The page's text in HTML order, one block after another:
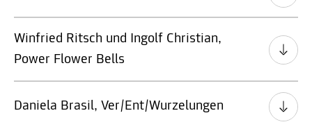
Winfried Ritsch und Ingolf Christian,
Power Flower Bells
Daniela Brasil, Ver/Ent/Wurzelungen